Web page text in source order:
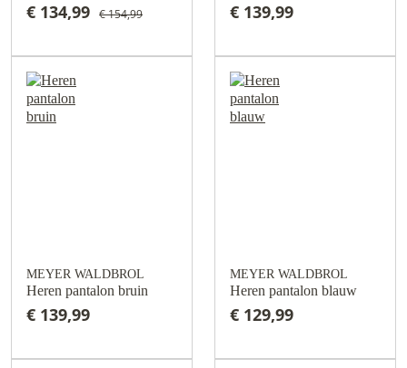
€ 134,99 € 154,99 € 139,99
MEYER WALDBROL
Heren pantalon bruin
€ 139,99
MEYER WALDBROL
Heren pantalon blauw
€ 129,99